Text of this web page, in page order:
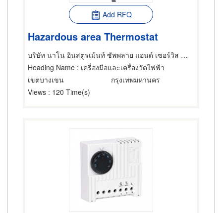
Add RFQ
Hazardous area Thermostat
บริษัท นาโน อินสตูรเม้นท์ ซัพพลาย แอนด์ เซอร์วิส จำกัด
Heading Name : เครื่องมือและเครื่องวัดไฟฟ้า
เขตบางเขน
กรุงเทพมหานคร
Views : 120 Time(s)